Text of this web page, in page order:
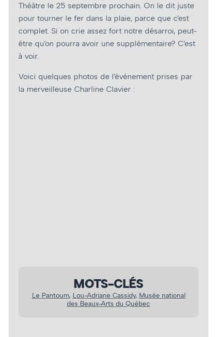
Théâtre le 25 septembre prochain. On le dit juste
pour tourner le fer dans la plaie, parce que c’est
complet. Si on crie assez fort notre désarroi, peut-
être qu’on pourra avoir une supplémentaire? C’est
à voir.
Voici quelques photos de l’événement prises par
la merveilleuse Charline Clavier :
MOTS-CLÉS
Le Pantoum, Lou-Adriane Cassidy, Musée national
des Beaux-Arts du Québec